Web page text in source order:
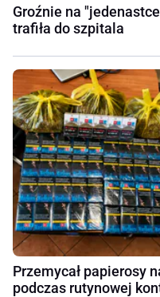
Groźnie na
trafiła do szpitala
Przemycał papierosy
podczas rutynowej